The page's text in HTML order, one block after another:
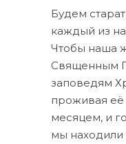
Будем
каждый из
Чтобы наша
Священным
заповедям
проживая её
месяцем, и
мы находили